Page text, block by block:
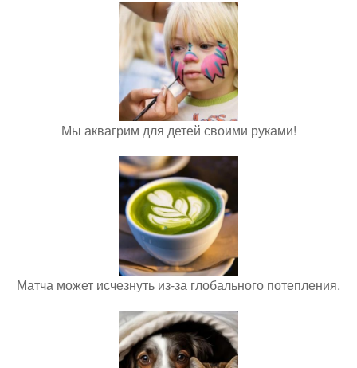
Мы аквагрим для детей своими руками!
Матча может исчезнуть из-за глобального потепления.